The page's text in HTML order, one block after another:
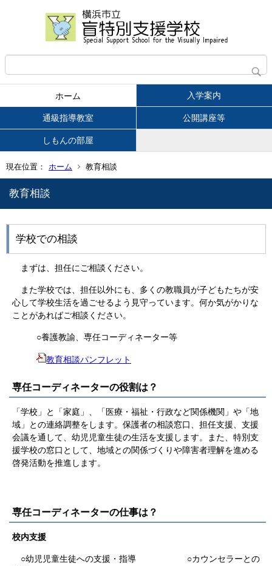
ホーム 入学案内
通級指導教室 公開講座等
しもんの部屋
現在位置： ホーム 教育相談
教育相談
学校での相談
まずは、担任にご相談ください。
また学校では、担任以外にも、多くの教職員が子どもたちが安
心して学校生活を過ごせるよう見守っています。何か気がかりな
ことがあればご相談ください。
○養護教諭、専任コーディネーター等
教育相談パンフレット
専任コーディネーターの役割は？
「学校」と「家庭」、「医療・福祉・行政など関係機関」や「地
域」との連絡調整をします。保護者の相談窓口、担任支援、支援
会議を通して、幼児児童生徒の生活を支援します。また、特別支
援学校の窓口として、地域との関係づくりや障害者理解を進める
啓発活動を推進します。
専任コーディネーターの仕事は？
校内支援
○幼児児童生徒への支援・指導 ○カウンセラーとの